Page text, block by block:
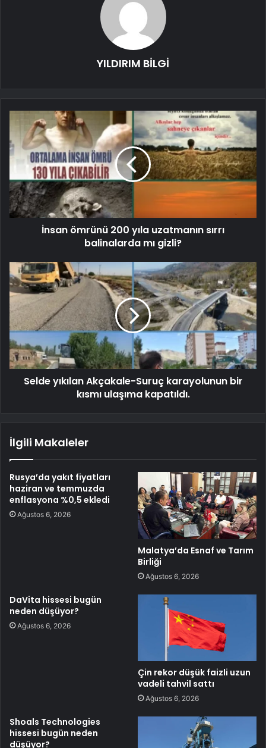
YILDIRIM BİLGİ
İnsan ömrünü 200 yıla uzatmanın sırrı
balinalarda mı gizli?
Selde yıkılan Akçakale-Suruç karayolunun bir
kısmı ulaşıma kapatıldı.
İlgili Makaleler
Rusya’da yakıt fiyatları
haziran ve temmuzda
enflasyona %0,5 ekledi
Ağustos 6, 2026
Malatya’da Esnaf ve Tarım
Birliği
Ağustos 6, 2026
DaVita hissesi bugün
neden düşüyor?
Ağustos 6, 2026
Çin rekor düşük faizli uzun
vadeli tahvil sattı
Ağustos 6, 2026
Shoals Technologies
hissesi bugün neden
düşüyor?